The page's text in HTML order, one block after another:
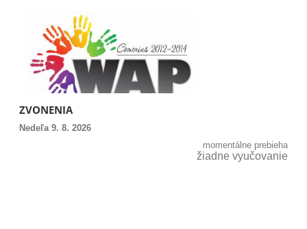
ZVONENIA
Nedeľa 9. 8. 2026
momentálne prebieha
žiadne vyučovanie